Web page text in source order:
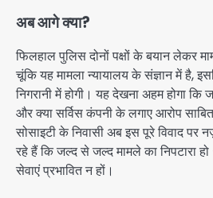
अब आगे क्या?
फिलहाल पुलिस दोनों पक्षों के बयान लेकर
चूंकि यह मामला न्यायालय के संज्ञान में है,
निगरानी में होगी। यह देखना अहम होगा
और क्या सर्विस कंपनी के लगाए आरोप
सोसाइटी के निवासी अब इस पूरे विवाद पर
रहे हैं कि जल्द से जल्द मामले का निपटारा
सेवाएं प्रभावित न हों।